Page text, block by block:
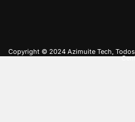
Copyright © 2024 Azimuite Tech,